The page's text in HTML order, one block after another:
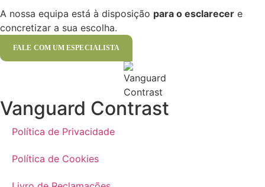
A nossa equipa está à disposição para o esclarecer e
concretizar a sua escolha.
FALE COM UM ESPECIALISTA
Vanguard Contrast
Política de Privacidade
Política de Cookies